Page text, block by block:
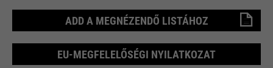
ADD A MEGNÉZENDŐ LISTÁHOZ
EU-MEGFELELŐSÉGI NYILATKOZAT